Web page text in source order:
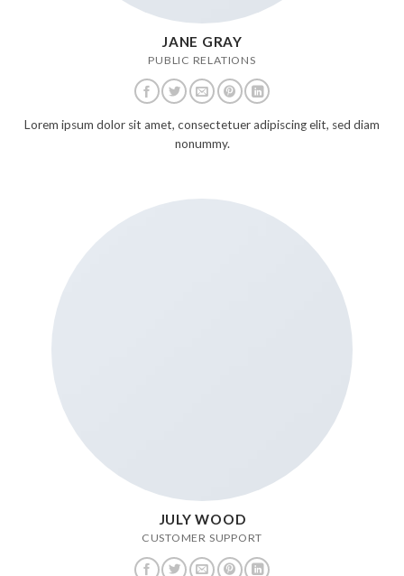
JANE GRAY
PUBLIC RELATIONS
Lorem ipsum dolor sit amet, consectetuer adipiscing elit, sed diam
nonummy.
JULY WOOD
CUSTOMER SUPPORT